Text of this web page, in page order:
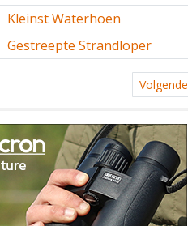
Kleinst Waterhoen
Gestreepte Strandloper
Volgende